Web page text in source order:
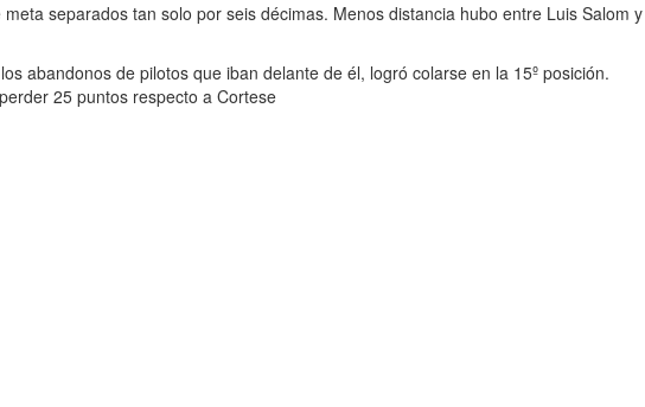
separados tan solo por seis décimas. Menos distancia hubo entre Luis Salom y
abandonos de pilotos que iban delante de él, logró colarse en la 15º posición.
25 puntos respecto a Cortese